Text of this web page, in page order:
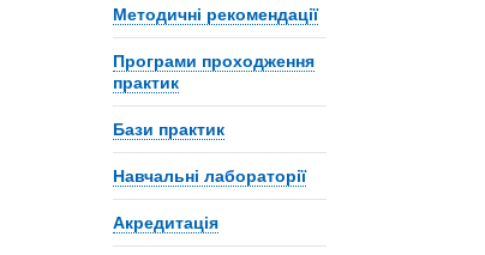
Методичні рекомендації
Програми проходження
практик
Бази практик
Навчальні лабораторії
Акредитація